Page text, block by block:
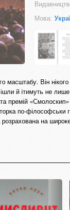
Мова:
масштабу. Він
й ітимуть не
премій «Смолоскип»
по-філософськи
на